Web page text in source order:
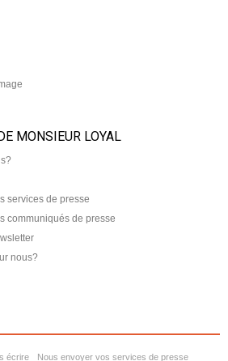
MONSIEUR LOYAL
services de presse
communiqués de presse
nous?
écrire Nous envoyer vos services de presse